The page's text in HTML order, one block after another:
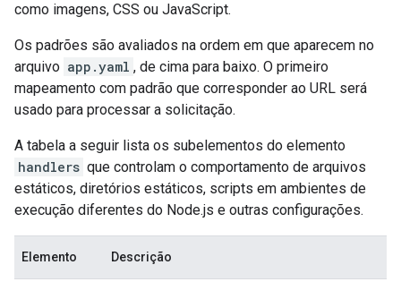
como imagens, CSS ou JavaScript.
Os padrões são avaliados na ordem em que aparecem no
arquivo app.yaml , de cima para baixo. O primeiro
mapeamento com padrão que corresponder ao URL será
usado para processar a solicitação.
A tabela a seguir lista os subelementos do elemento
handlers que controlam o comportamento de arquivos
estáticos, diretórios estáticos, scripts em ambientes de
execução diferentes do Node.js e outras configurações.
Elemento Descrição